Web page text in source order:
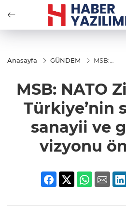
Anasayfa GÜNDEM
MSB:
Türkiye’nin
savunma
güvenlik
vizyonu
öne çıktı
MSB: NATO
Türkiye’nin
sanayii ve
vizyonu